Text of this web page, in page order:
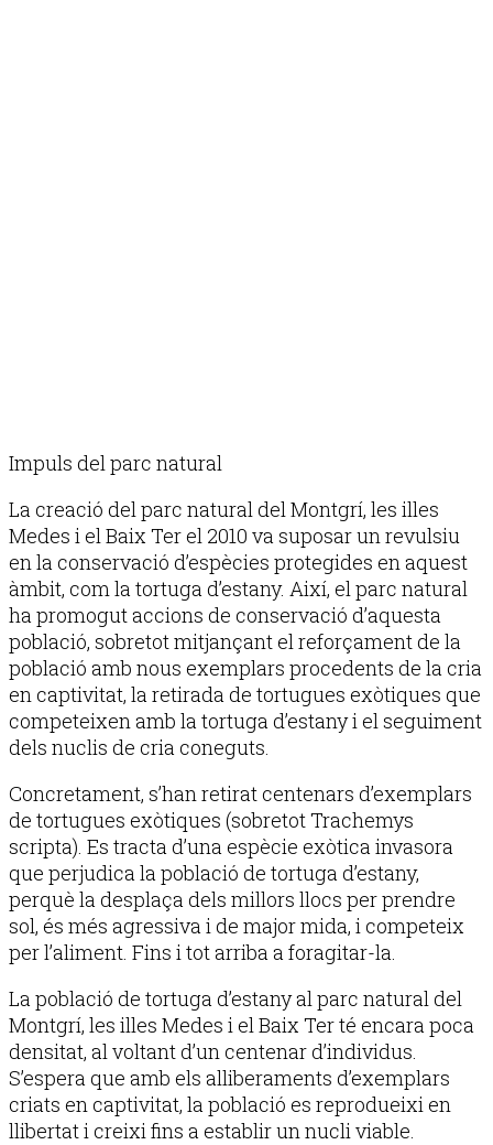
Impuls del parc natural
La creació del parc natural del Montgrí, les illes
Medes i el Baix Ter el 2010 va suposar un revulsiu
en la conservació d’espècies protegides en aquest
àmbit, com la tortuga d’estany. Així, el parc natural
ha promogut accions de conservació d’aquesta
població, sobretot mitjançant el reforçament de la
població amb nous exemplars procedents de la cria
en captivitat, la retirada de tortugues exòtiques que
competeixen amb la tortuga d’estany i el seguiment
dels nuclis de cria coneguts.
Concretament, s’han retirat centenars d’exemplars
de tortugues exòtiques (sobretot Trachemys
scripta). Es tracta d’una espècie exòtica invasora
que perjudica la població de tortuga d’estany,
perquè la desplaça dels millors llocs per prendre
sol, és més agressiva i de major mida, i competeix
per l’aliment. Fins i tot arriba a foragitar-la.
La població de tortuga d’estany al parc natural del
Montgrí, les illes Medes i el Baix Ter té encara poca
densitat, al voltant d’un centenar d’individus.
S’espera que amb els alliberaments d’exemplars
criats en captivitat, la població es reprodueixi en
llibertat i creixi fins a establir un nucli viable.